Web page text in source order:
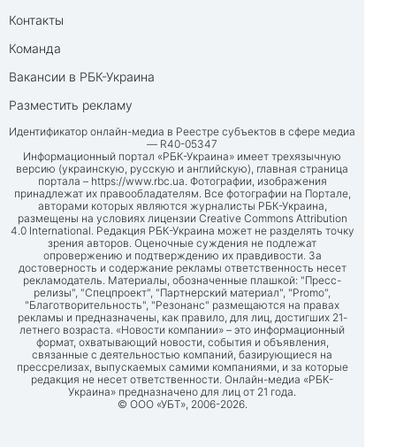
Контакты
Команда
Вакансии в РБК-Украина
Разместить рекламу
Идентификатор онлайн-медиа в Реестре субъектов в сфере медиа
— R40-05347
Информационный портал «РБК-Украина» имеет трехязычную
версию (украинскую, русскую и английскую), главная страница
портала – https://www.rbc.ua. Фотографии, изображения
принадлежат их правообладателям. Все фотографии на Портале,
авторами которых являются журналисты РБК-Украина,
размещены на условиях лицензии Creative Commons Attribution
4.0 International. Редакция РБК-Украина может не разделять точку
зрения авторов. Оценочные суждения не подлежат
опровержению и подтверждению их правдивости. За
достоверность и содержание рекламы ответственность несет
рекламодатель. Материалы, обозначенные плашкой: "Пресс-
релизы", "Спецпроект", "Партнерский материал", "Promo",
"Благотворительность", "Резонанс" размещаются на правах
рекламы и предназначены, как правило, для лиц, достигших 21-
летнего возраста. «Новости компании» – это информационный
формат, охватывающий новости, события и объявления,
связанные с деятельностью компаний, базирующиеся на
прессрелизах, выпускаемых самими компаниями, и за которые
редакция не несет ответственности. Онлайн-медиа «РБК-
Украина» предназначено для лиц от 21 года.
© ООО «УБТ», 2006-2026.